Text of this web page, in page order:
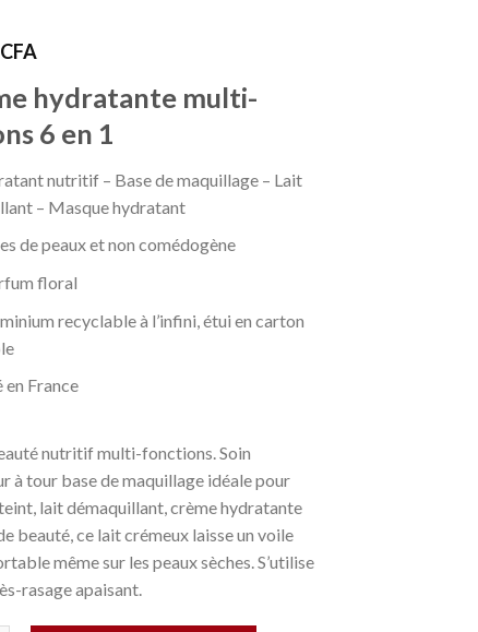
CFA
hydratante multi-
6 en 1
nutritif – Base de maquillage – Lait
– Masque hydratant
de peaux et non comédogène
floral
recyclable à l’infini, étui en carton
en France
nutritif multi-fonctions. Soin
à tour base de maquillage idéale pour
lait démaquillant, crème hydratante
beauté, ce lait crémeux laisse un voile
même sur les peaux sèches. S’utilise
rasage apaisant.